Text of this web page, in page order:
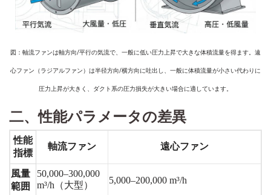
図：軸流ファンは軸方向/平行の気流で、一般に低い圧力上昇で大きな体積流量を得ます。遠
心ファン（ラジアルファン）は半径方向/横方向に吐出し、一般に体積流量が小さい代わりに
圧力上昇が大きく、ダクト系の圧力損失が大きい場合に適しています。
二、性能パラメータの差異
性能
指標
軸流ファン 遠心ファン
風量
範囲
50,000–300,000
m³/h （大型） 5,000–200,000 m³/h